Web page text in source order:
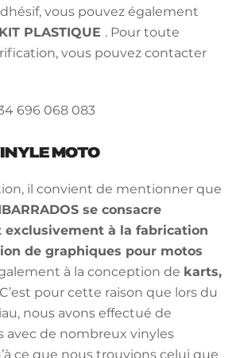
vous pouvez également
KIT PLASTIQUE . Pour toute
vous pouvez contacter
696 068 083
MOTO
il convient de mentionner que
se consacre
à la fabrication
de graphiques pour motos
à la conception de karts,
pour cette raison que lors du
nous avons effectué de
avec de nombreux vinyles
ce que nous trouvions celui que